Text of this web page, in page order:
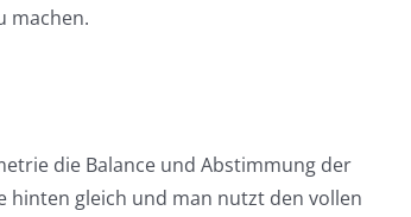
machen.
die Balance und Abstimmung der
hinten gleich und man nutzt den vollen